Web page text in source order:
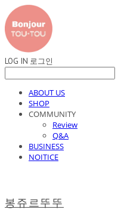
LOG IN 로그인
ABOUT US
SHOP
COMMUNITY
Review
Q&A
BUSINESS
NOITICE
봉쥬르뚜뚜